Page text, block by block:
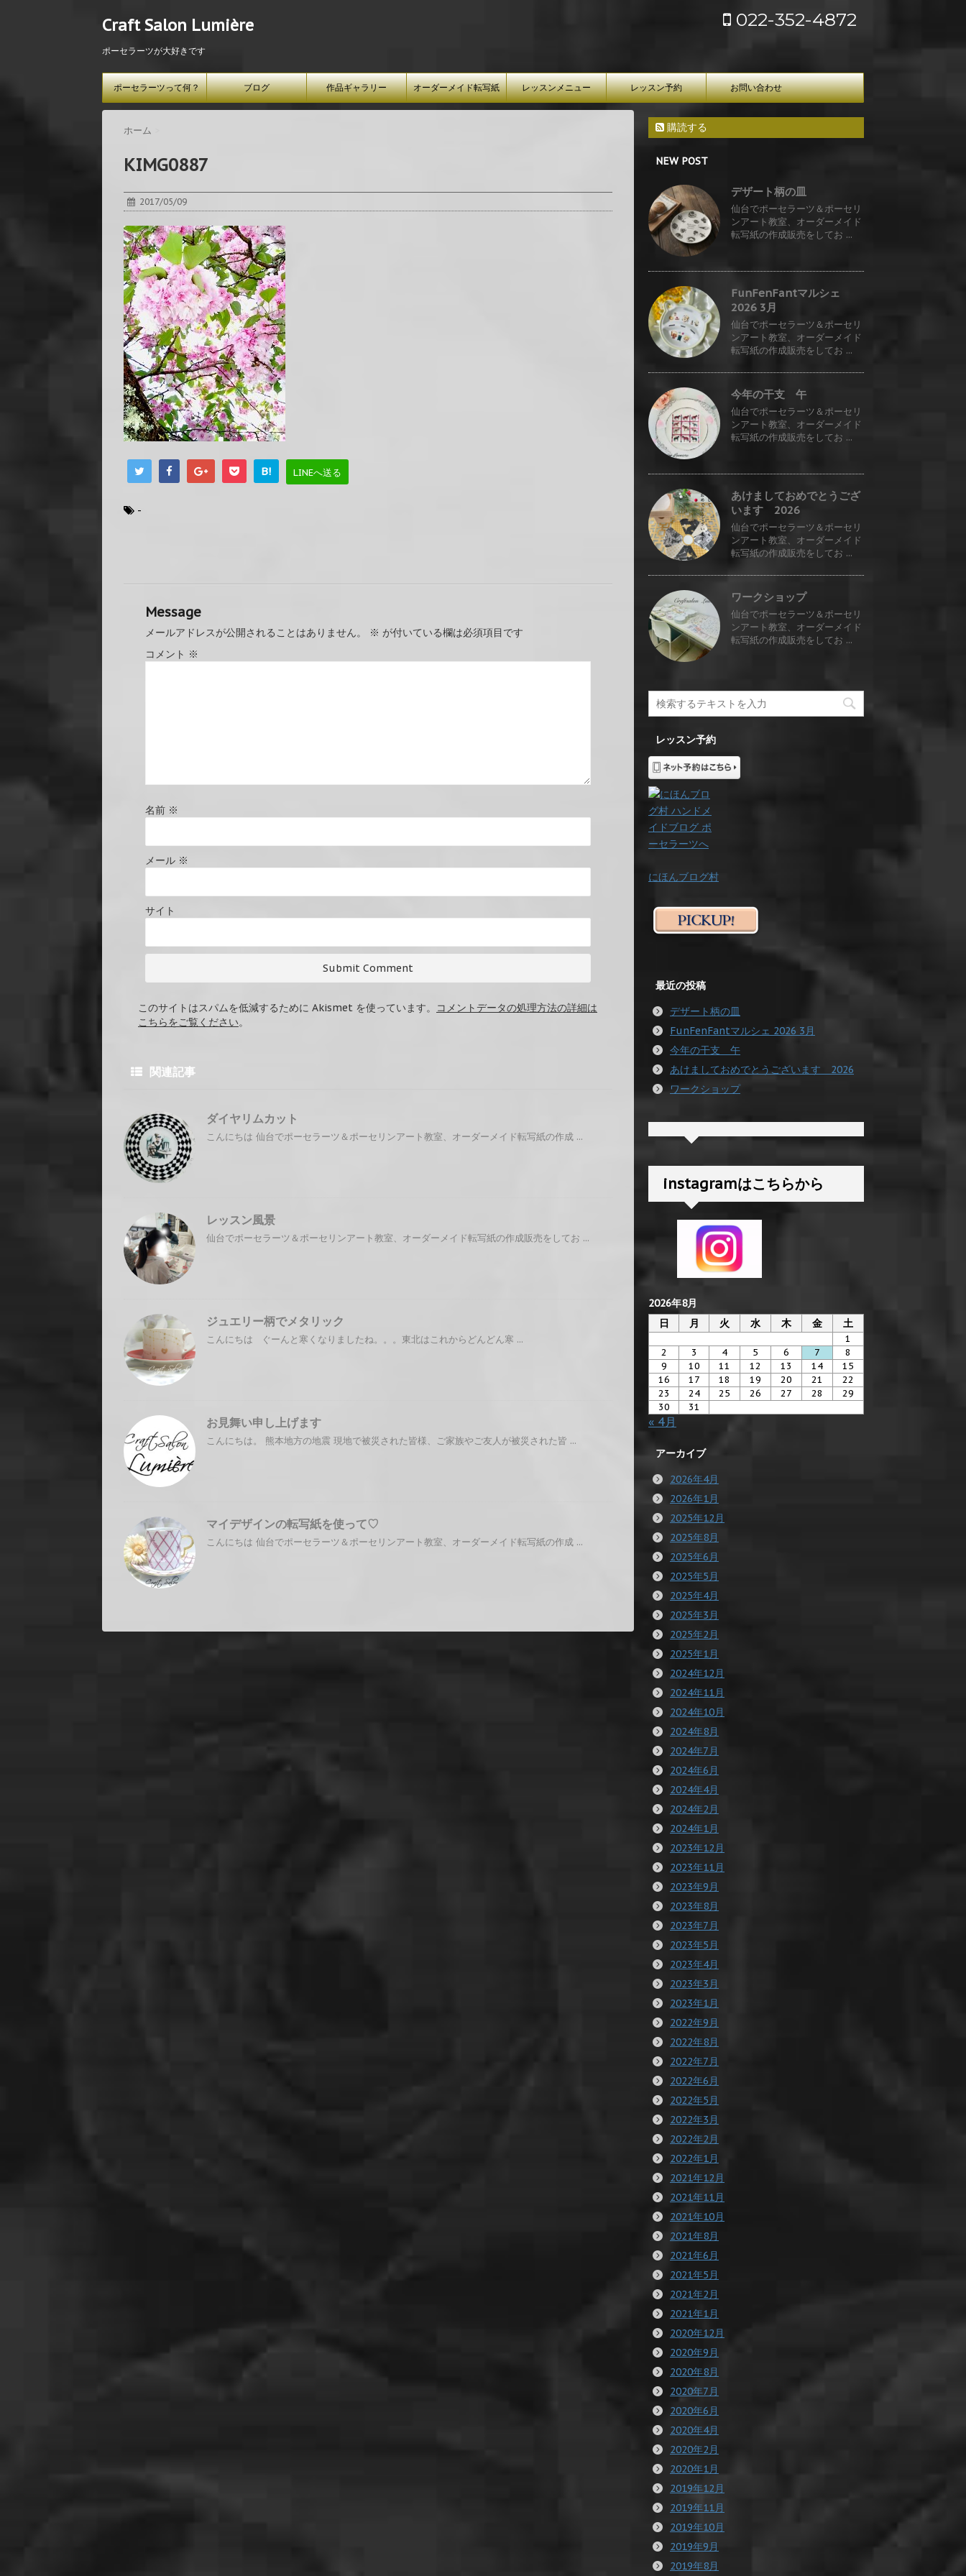
Craft Salon Lumière
ポーセラーツが大好きです
022-352-4872
ポーセラーツって何？ ブログ 作品ギャラリー オーダーメイド転写紙 レッスンメニュー レッスン予約 お問い合わせ
ホーム
KIMG0887
2017/05/09
B! LINEへ送る
-
Message
メールアドレスが公開されることはありません。 ※ が付いている欄は必須項目です
コメント ※
名前 ※
メール ※
サイト
このサイトはスパムを低減するために Akismet を使っています。
コメントデータの処理方法の詳細は
こちらをご覧ください。
関連記事
ダイヤリムカット
こんにちは 仙台でポーセラーツ＆ポーセリンアート教室、オーダーメイド転写紙の作成 ...
レッスン風景
仙台でポーセラーツ＆ポーセリンアート教室、オーダーメイド転写紙の作成販売をしてお ...
ジュエリー柄でメタリック
こんにちは ぐーんと寒くなりましたね。。。東北はこれからどんどん寒 ...
お見舞い申し上げます
こんにちは。 熊本地方の地震 現地で被災された皆様、ご家族やご友人が被災された皆 ...
マイデザインの転写紙を使って♡
こんにちは 仙台でポーセラーツ＆ポーセリンアート教室、オーダーメイド転写紙の作成 ...
購読する
NEW POST
デザート柄の皿
仙台でポーセラーツ＆ポーセリ
ンアート教室、オーダーメイド
転写紙の作成販売をしてお ...
FunFenFantマルシェ
2026 3月
仙台でポーセラーツ＆ポーセリ
ンアート教室、オーダーメイド
転写紙の作成販売をしてお ...
今年の干支 午
仙台でポーセラーツ＆ポーセリ
ンアート教室、オーダーメイド
転写紙の作成販売をしてお ...
あけましておめでとうござ
います 2026
仙台でポーセラーツ＆ポーセリ
ンアート教室、オーダーメイド
転写紙の作成販売をしてお ...
ワークショップ
仙台でポーセラーツ＆ポーセリ
ンアート教室、オーダーメイド
転写紙の作成販売をしてお ...
レッスン予約
にほんブログ村
最近の投稿
デザート柄の皿
FunFenFantマルシェ 2026 3月
今年の干支 午
あけましておめでとうございます 2026
ワークショップ
instagramはこちらから
2026年8月
日
月 火 水 木 金 土
1
2
3 4 5 6 7
8
9
10 11 12 13 14
15
16
17 18 19 20 21
22
23
24 25 26 27 28
29
30
31
« 4月
アーカイブ
2026年4月
2026年1月
2025年12月
2025年8月
2025年6月
2025年5月
2025年4月
2025年3月
2025年2月
2025年1月
2024年12月
2024年11月
2024年10月
2024年8月
2024年7月
2024年6月
2024年4月
2024年2月
2024年1月
2023年12月
2023年11月
2023年9月
2023年8月
2023年7月
2023年5月
2023年4月
2023年3月
2023年1月
2022年9月
2022年8月
2022年7月
2022年6月
2022年5月
2022年3月
2022年2月
2022年1月
2021年12月
2021年11月
2021年10月
2021年8月
2021年6月
2021年5月
2021年2月
2021年1月
2020年12月
2020年9月
2020年8月
2020年7月
2020年6月
2020年4月
2020年2月
2020年1月
2019年12月
2019年11月
2019年10月
2019年9月
2019年8月